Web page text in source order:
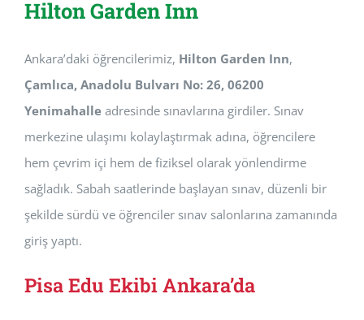
Hilton Garden Inn
Ankara’daki öğrencilerimiz, Hilton Garden Inn,
Çamlıca, Anadolu Bulvarı No: 26, 06200
Yenimahalle adresinde sınavlarına girdiler. Sınav
merkezine ulaşımı kolaylaştırmak adına, öğrencilere
hem çevrim içi hem de fiziksel olarak yönlendirme
sağladık. Sabah saatlerinde başlayan sınav, düzenli bir
şekilde sürdü ve öğrenciler sınav salonlarına zamanında
giriş yaptı.
Pisa Edu Ekibi Ankara’da